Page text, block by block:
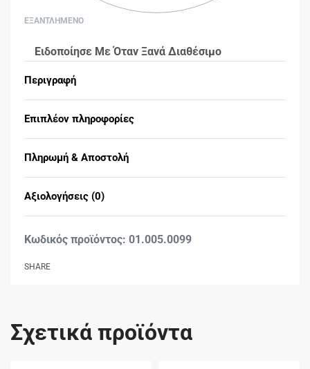
ΕΞΑΝΤΛΗΜΕΝΟ
Ειδοποίησε Με Όταν Ξανά Διαθέσιμο
Περιγραφή
Επιπλέον πληροφορίες
Πληρωμή & Αποστολή
Αξιολογήσεις (0)
01.005.0099
SHARE
Σχετικά προϊόντα